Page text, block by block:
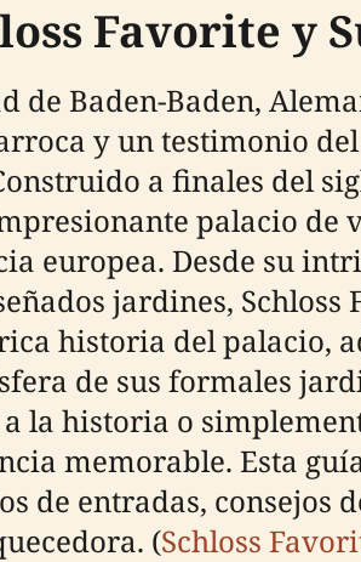
Favorite y
de Baden-Baden,
y un testimonio
a finales del
palacio
europea. Desde su
jardines,
historia del palacio,
de sus formales
la historia o
memorable. Esta
de entradas, consejos
(Schloss